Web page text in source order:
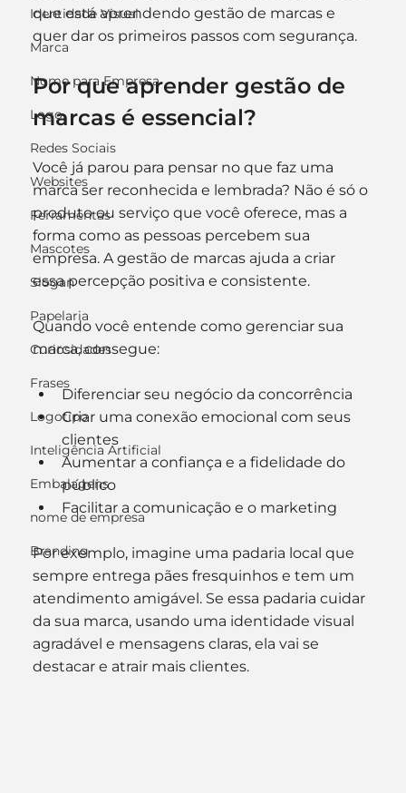
Identidade Visual
Marca
Nome para Empresa
Logo
Redes Sociais
Websites
Ferramentas
Mascotes
Slogan
Papelaria
Curiosidades
Frases
Logotipo
Inteligência Artificial
Embalagens
nome de empresa
Branding
que está aprendendo gestão de marcas e
quer dar os primeiros passos com segurança.
Por que aprender gestão de
marcas é essencial?
Você já parou para pensar no que faz uma
marca ser reconhecida e lembrada? Não é só o
produto ou serviço que você oferece, mas a
forma como as pessoas percebem sua
empresa. A gestão de marcas ajuda a criar
essa percepção positiva e consistente.
Quando você entende como gerenciar sua
marca, consegue:
Diferenciar seu negócio da concorrência
Criar uma conexão emocional com seus
clientes
Aumentar a confiança e a fidelidade do
público
Facilitar a comunicação e o marketing
Por exemplo, imagine uma padaria local que
sempre entrega pães fresquinhos e tem um
atendimento amigável. Se essa padaria cuidar
da sua marca, usando uma identidade visual
agradável e mensagens claras, ela vai se
destacar e atrair mais clientes.